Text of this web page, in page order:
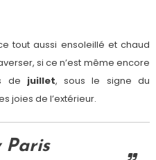
tout aussi ensoleillé et chaud
si ce n’est même encore
de juillet, sous le signe du
joies de l’extérieur.
Paris